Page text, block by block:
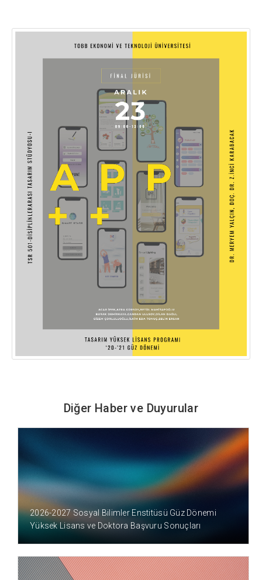
Diğer Haber ve Duyurular
2026-2027 Sosyal Bilimler Enstitüsü Güz Dönemi
Yüksek Lisans ve Doktora Başvuru Sonuçları